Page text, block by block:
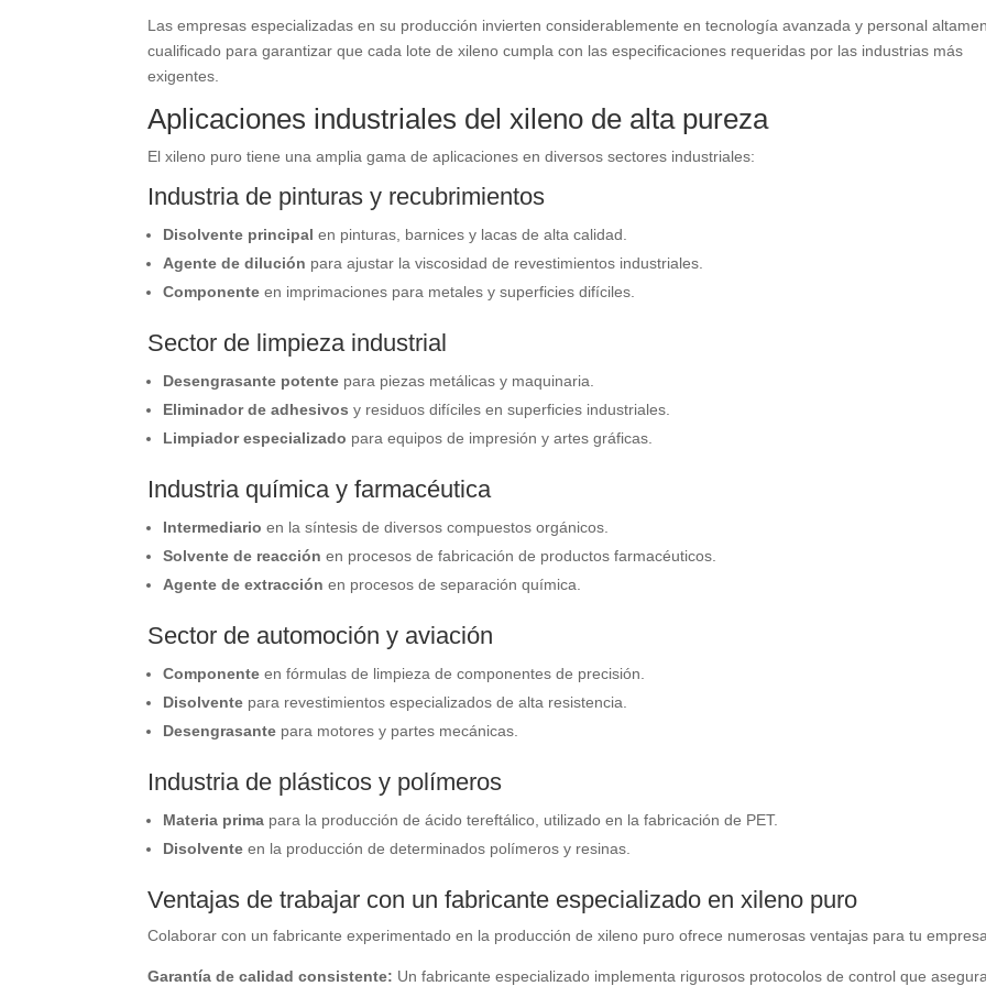
Las empresas especializadas en su producción invierten considerablemente en tecnología avanzada y personal
cualificado para garantizar que cada lote de xileno cumpla con las especificaciones requeridas por las industrias más
exigentes.
Aplicaciones industriales del xileno de alta pureza
El xileno puro tiene una amplia gama de aplicaciones en diversos sectores industriales:
Industria de pinturas y recubrimientos
Disolvente principal en pinturas, barnices y lacas de alta calidad.
Agente de dilución para ajustar la viscosidad de revestimientos industriales.
Componente en imprimaciones para metales y superficies difíciles.
Sector de limpieza industrial
Desengrasante potente para piezas metálicas y maquinaria.
Eliminador de adhesivos y residuos difíciles en superficies industriales.
Limpiador especializado para equipos de impresión y artes gráficas.
Industria química y farmacéutica
Intermediario en la síntesis de diversos compuestos orgánicos.
Solvente de reacción en procesos de fabricación de productos farmacéuticos.
Agente de extracción en procesos de separación química.
Sector de automoción y aviación
Componente en fórmulas de limpieza de componentes de precisión.
Disolvente para revestimientos especializados de alta resistencia.
Desengrasante para motores y partes mecánicas.
Industria de plásticos y polímeros
Materia prima para la producción de ácido tereftálico, utilizado en la fabricación de PET.
Disolvente en la producción de determinados polímeros y resinas.
Ventajas de trabajar con un fabricante especializado en xileno puro
Colaborar con un fabricante experimentado en la producción de xileno puro ofrece numerosas ventajas para tu
Garantía de calidad consistente: Un fabricante especializado implementa rigurosos protocolos de control que